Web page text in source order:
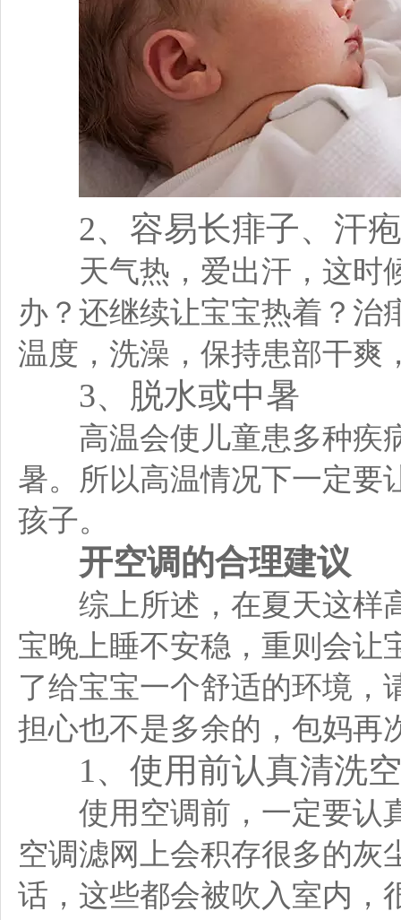
2、容易长痱子、汗
天气热，爱出汗，这时
办？还继续让宝宝热着？治
温度，洗澡，保持患部干爽
3、脱水或中暑
高温会使儿童患多种疾
暑。所以高温情况下一定要
孩子。
开空调的合理建议
综上所述，在夏天这样
宝晚上睡不安稳，重则会让
了给宝宝一个舒适的环境，
担心也不是多余的，包妈再
1、使用前认真清洗
使用空调前，一定要认
空调滤网上会积存很多的灰
话，这些都会被吹入室内，